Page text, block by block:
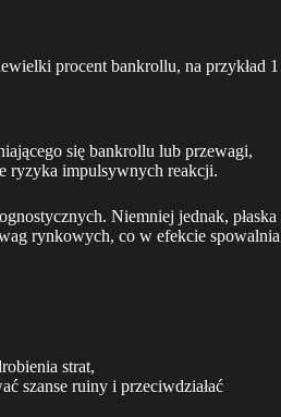
procent bankrollu, na przykład 1
się bankrollu lub przewagi,
ryzyka impulsywnych reakcji.
Niemniej jednak, płaska
rynkowych, co w efekcie spowalnia
strat,
szanse ruiny i przeciwdziałać